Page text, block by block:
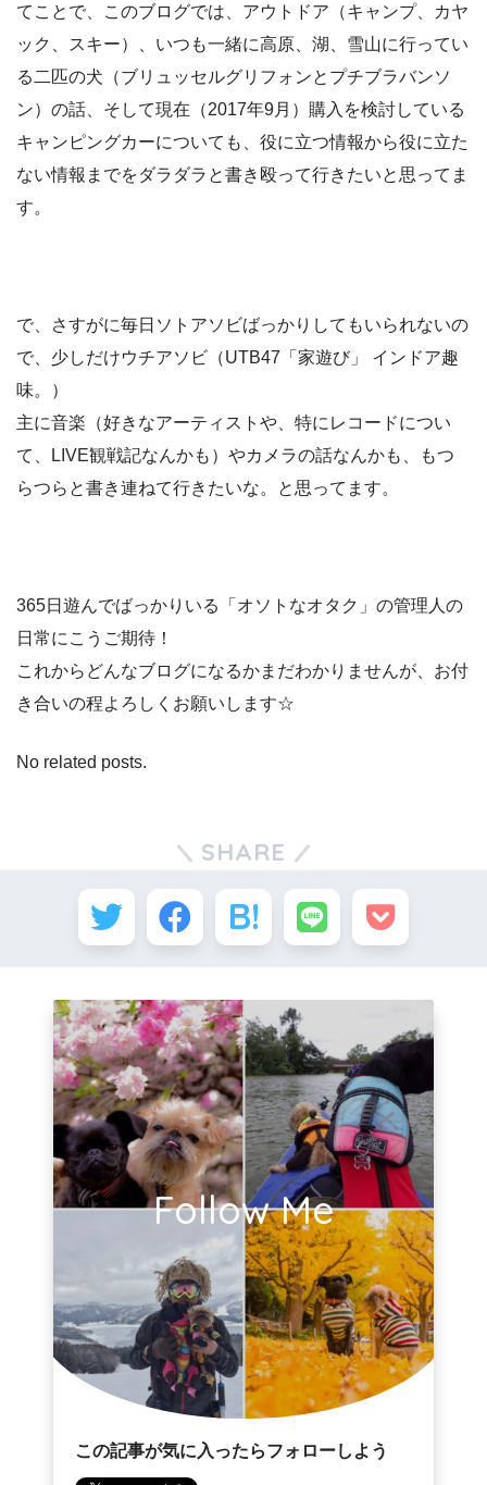
てことで、このブログでは、アウトドア（キャンプ、カヤ
ック、スキー）、いつも一緒に高原、湖、雪山に行ってい
る二匹の犬（ブリュッセルグリフォンとプチブラバンソ
ン）の話、そして現在（2017年9月）購入を検討している
キャンピングカーについても、役に立つ情報から役に立た
ない情報までをダラダラと書き殴って行きたいと思ってま
す。
で、さすがに毎日ソトアソビばっかりしてもいられないの
で、少しだけウチアソビ（UTB47「家遊び」 インドア趣
味。）
主に音楽（好きなアーティストや、特にレコードについ
て、LIVE観戦記なんかも）やカメラの話なんかも、もつ
らつらと書き連ねて行きたいな。と思ってます。
365日遊んでばっかりいる「オソトなオタク」の管理人の
日常にこうご期待！
これからどんなブログになるかまだわかりませんが、お付
き合いの程よろしくお願いします☆
No related posts.
SHARE
Follow Me
この記事が気に入ったらフォローしよう